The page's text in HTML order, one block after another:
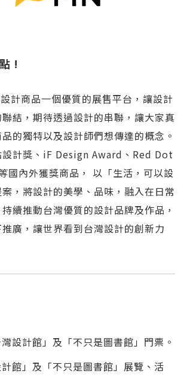
!
計商品一個優質的展售平台，讓設計
結，期待透過設計的串聯，讓大家真
的獨特以及設計師們想傳達的概念。
設計獎、iF Design Award、Red Dot
國內外獲獎商品， 以「生活，可以設
，將設計的美學、品味，融入在日常
續推動台灣優質的設計品牌及作品，
廣，讓世界看到台灣設計的創新力
設計館」及「不只是圖書館」門票。
計館」及「不只是圖書館」展覽、活